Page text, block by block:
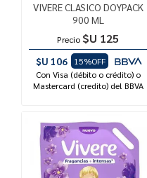
VIVERE CLASICO DOYPACK
900 ML
Precio $U 125
$U 106
15%OFF
Con Visa (débito o crédito) o
Mastercard (credito) del BBVA